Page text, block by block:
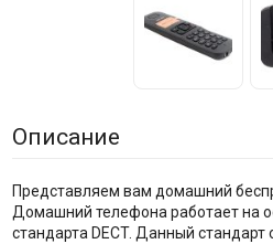
Описание
Представляем вам домашний
Домашний телефона работает на
стандарта DECT. Данный стандарт